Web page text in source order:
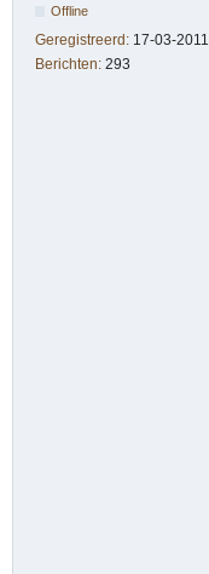
Offline
Geregistreerd: 17-03-2011
Berichten: 293